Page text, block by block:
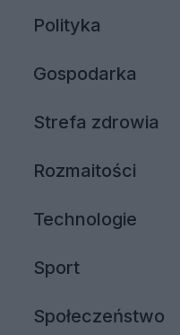
Polityka
Gospodarka
Strefa zdrowia
Rozmaitości
Technologie
Sport
Społeczeństwo